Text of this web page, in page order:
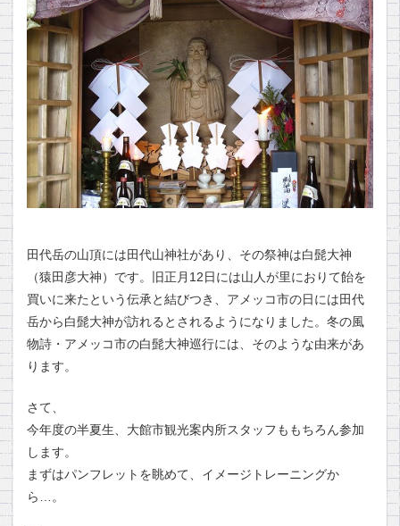
田代岳の山頂には田代山神社があり、その祭神は白髭大神
（猿田彦大神）です。旧正月12日には山人が里におりて飴を
買いに来たという伝承と結びつき、アメッコ市の日には田代
岳から白髭大神が訪れるとされるようになりました。冬の風
物詩・アメッコ市の白髭大神巡行には、そのような由来があ
ります。
さて、
今年度の半夏生、大館市観光案内所スタッフももちろん参加
します。
まずはパンフレットを眺めて、イメージトレーニングか
ら…。